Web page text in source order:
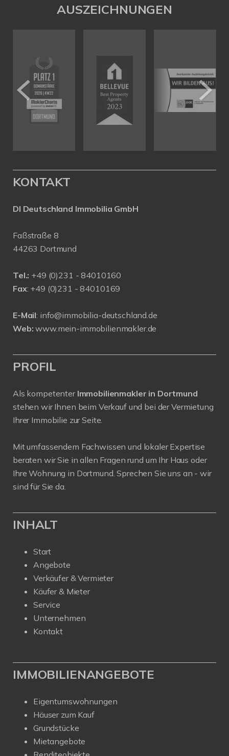
AUSZEICHNUNGEN
KONTAKT
DI Deutschland Immobilia GmbH
Faßstraße 8
44263 Dortmund
Tel.: +49 (0)231 - 84010160
Fax: +49 (0)231 - 84010169
E-Mail: info@immobilia-deutschland.de
Web: www.mein-immobilienmakler.de
PROFIL
Als kompetenter Immobilienmakler in Dortmund
stehen wir Ihnen beim Verkauf und bei der Vermietung
Ihrer Immobilie zur Seite.
Mit umfassendem Fachwissen und lokaler Expertise
beraten wir Sie in allen Fragen rund um Ihr Haus oder
Ihre Wohnung in Dortmund. Sprechen Sie uns an - wir
sind für Sie da.
INHALT
Start
Angebote
Verkäufer & Vermieter
Käufer & Mieter
Service
Unternehmen
Kontakt
IMMOBILIENANGEBOTE
Eigentumswohnungen
Häuser zum Kauf
Grundstücke
Mietangebote